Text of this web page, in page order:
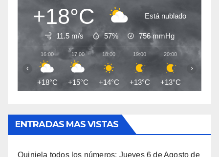
+18°C Está nublado
11.5 m/s 57% 756mmHg
16:00
+18°C
17:00
+15°C
18:00
+14°C
19:00
+13°C
20:00
+13°C
21:00
‹ ›
ENTRADAS MAS VISTAS
Quiniela todos los números: Jueves 6 de Agosto de